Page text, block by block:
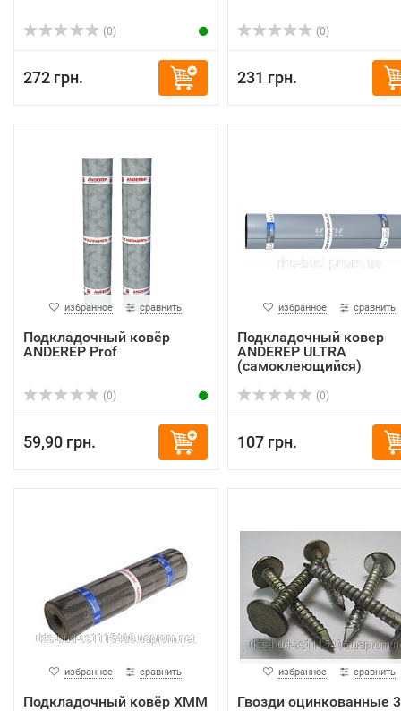
(0)
272 грн.
(0)
231 грн.
избранное сравнить
Подкладочный ковёр
ANDEREP Prof
(0)
59,90 грн.
избранное сравнить
Подкладочный ковер
ANDEREP ULTRA
(самоклеющийся)
(0)
107 грн.
избранное сравнить
Подкладочный ковёр ХММ
избранное сравнить
Гвозди оцинкованные